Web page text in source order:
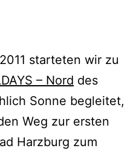
starteten wir zu
– Nord des
Sonne begleitet,
Weg zur ersten
Harzburg zum